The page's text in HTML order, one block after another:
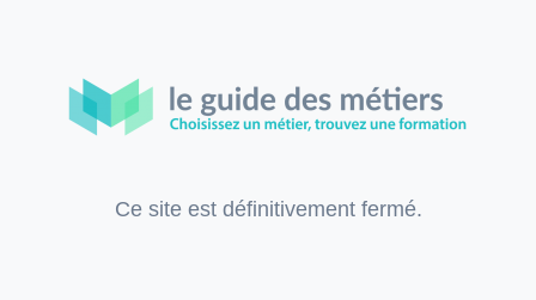
Ce site est définitivement fermé.